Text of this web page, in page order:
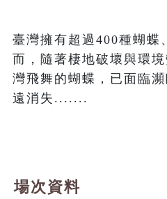
臺灣擁有超過400種蝴蝶
而，隨著棲地破壞與環
灣飛舞的蝴蝶，已面臨
遠消失.......
場次資料